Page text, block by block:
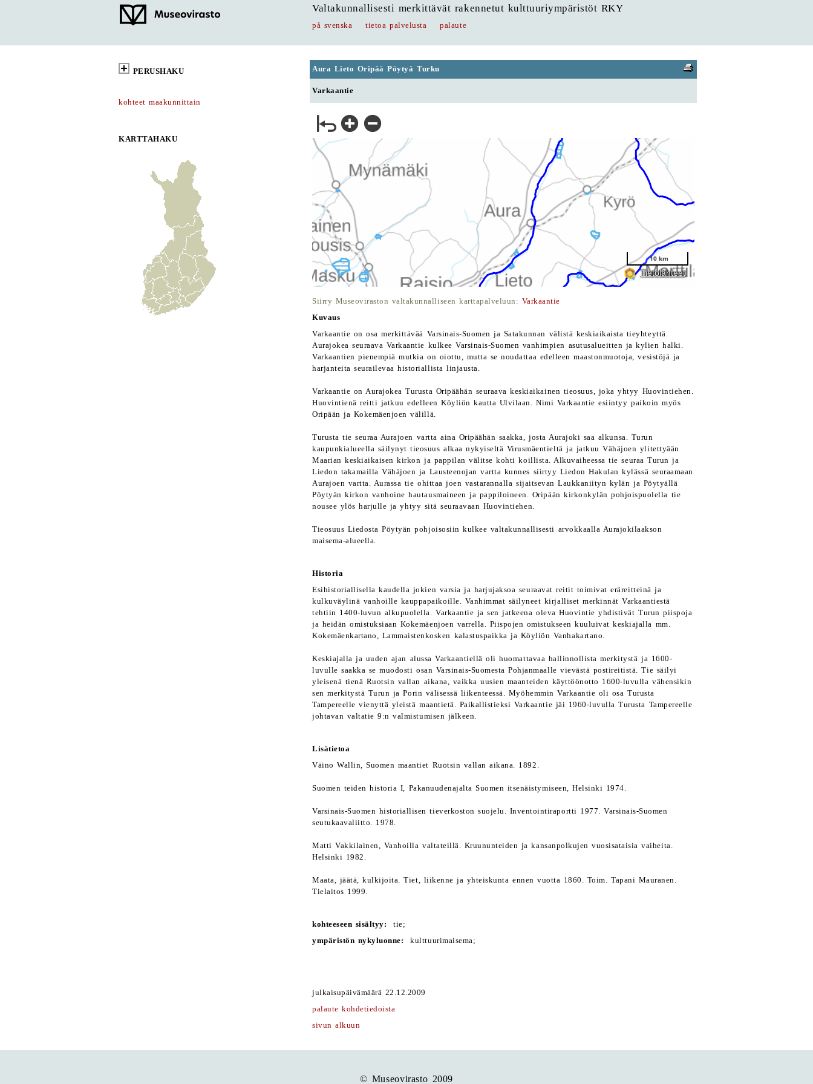
Valtakunnallisesti merkittävät rakennetut kulttuuriympäristöt RKY
på svenska tietoa palvelusta palaute
PERUSHAKU
kohteet maakunnittain
KARTTAHAKU
Aura Lieto Oripää Pöytyä Turku
Varkaantie
Siirry Museoviraston valtakunnalliseen karttapalveluun: Varkaantie
Kuvaus
Varkaantie on osa merkittävää Varsinais-Suomen ja Satakunnan välistä keskiaikaista tieyhteyttä.
Aurajokea seuraava Varkaantie kulkee Varsinais-Suomen vanhimpien asutusalueitten ja kylien halki.
Varkaantien pienempiä mutkia on oiottu, mutta se noudattaa edelleen maastonmuotoja, vesistöjä ja
harjanteita seurailevaa historiallista linjausta.
Varkaantie on Aurajokea Turusta Oripäähän seuraava keskiaikainen tieosuus, joka yhtyy Huovintiehen.
Huovintienä reitti jatkuu edelleen Köyliön kautta Ulvilaan. Nimi Varkaantie esiintyy paikoin myös
Oripään ja Kokemäenjoen välillä.
Turusta tie seuraa Aurajoen vartta aina Oripäähän saakka, josta Aurajoki saa alkunsa. Turun
kaupunkialueella säilynyt tieosuus alkaa nykyiseltä Virusmäentieltä ja jatkuu Vähäjoen ylitettyään
Maarian keskiaikaisen kirkon ja pappilan välitse kohti koillista. Alkuvaiheessa tie seuraa Turun ja
Liedon takamailla Vähäjoen ja Lausteenojan vartta kunnes siirtyy Liedon Hakulan kylässä seuraamaan
Aurajoen vartta. Aurassa tie ohittaa joen vastarannalla sijaitsevan Laukkaniityn kylän ja Pöytyällä
Pöytyän kirkon vanhoine hautausmaineen ja pappiloineen. Oripään kirkonkylän pohjoispuolella tie
nousee ylös harjulle ja yhtyy sitä seuraavaan Huovintiehen.
Tieosuus Liedosta Pöytyän pohjoisosiin kulkee valtakunnallisesti arvokkaalla Aurajokilaakson
maisema-alueella.
Historia
Esihistoriallisella kaudella jokien varsia ja harjujaksoa seuraavat reitit toimivat eräreitteinä ja
kulkuväylinä vanhoille kauppapaikoille. Vanhimmat säilyneet kirjalliset merkinnät Varkaantiestä
tehtiin 1400-luvun alkupuolella. Varkaantie ja sen jatkeena oleva Huovintie yhdistivät Turun piispoja
ja heidän omistuksiaan Kokemäenjoen varrella. Piispojen omistukseen kuuluivat keskiajalla mm.
Kokemäenkartano, Lammaistenkosken kalastuspaikka ja Köyliön Vanhakartano.
Keskiajalla ja uuden ajan alussa Varkaantiellä oli huomattavaa hallinnollista merkitystä ja 1600-
luvulle saakka se muodosti osan Varsinais-Suomesta Pohjanmaalle vievästä postireitistä. Tie säilyi
yleisenä tienä Ruotsin vallan aikana, vaikka uusien maanteiden käyttöönotto 1600-luvulla vähensikin
sen merkitystä Turun ja Porin välisessä liikenteessä. Myöhemmin Varkaantie oli osa Turusta
Tampereelle vienyttä yleistä maantietä. Paikallistieksi Varkaantie jäi 1960-luvulla Turusta Tampereelle
johtavan valtatie 9:n valmistumisen jälkeen.
Lisätietoa
Väino Wallin, Suomen maantiet Ruotsin vallan aikana. 1892.
Suomen teiden historia I, Pakanuudenajalta Suomen itsenäistymiseen, Helsinki 1974.
Varsinais-Suomen historiallisen tieverkoston suojelu. Inventointiraportti 1977. Varsinais-Suomen
seutukaavaliitto. 1978.
Matti Vakkilainen, Vanhoilla valtateillä. Kruununteiden ja kansanpolkujen vuosisataisia vaiheita.
Helsinki 1982.
Maata, jäätä, kulkijoita. Tiet, liikenne ja yhteiskunta ennen vuotta 1860. Toim. Tapani Mauranen.
Tielaitos 1999.
kohteeseen sisältyy: tie;
ympäristön nykyluonne: kulttuurimaisema;
julkaisupäivämäärä 22.12.2009
palaute kohdetiedoista
sivun alkuun
© Museovirasto 2009